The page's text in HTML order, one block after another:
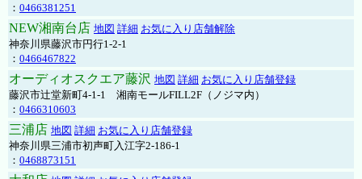
： 0466381251
NEW湘南台店 地図 詳細 お気に入り店舗解除
神奈川県藤沢市円行1-2-1
： 0466467822
オーディオスクエア藤沢 地図 詳細 お気に入り店舗登録
藤沢市辻堂新町4-1-1 湘南モールFILL2F（ノジマ内）
： 0466310603
三浦店 地図 詳細 お気に入り店舗登録
神奈川県三浦市初声町入江字2-186-1
： 0468873151